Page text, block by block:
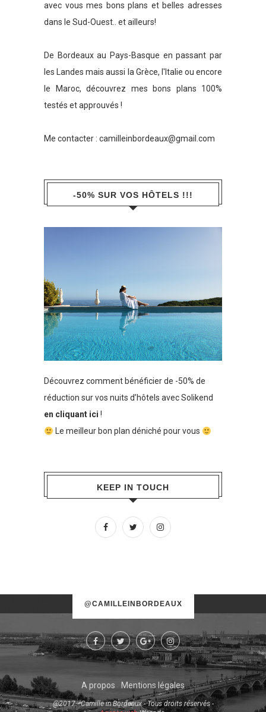
avec vous mes bons plans et belles adresses
dans le Sud-Ouest.. et ailleurs!
De Bordeaux au Pays-Basque en passant par
les Landes mais aussi la Grèce, l'Italie ou encore
le Maroc, découvrez mes bons plans 100%
testés et approuvés !
Me contacter : camilleinbordeaux@gmail.com
-50% SUR VOS HÔTELS !!!
Découvrez comment bénéficier de -50% de
réduction sur vos nuits d’hôtels avec Solikend
en cliquant ici !
Le meilleur bon plan déniché pour vous
KEEP IN TOUCH
@CAMILLEINBORDEAUX
Try some other hashtag or username
A propos Mentions légales
@2017 - Camille in Bordeaux - Tous droits réservés -